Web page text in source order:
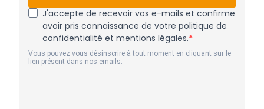
J'accepte de recevoir vos e-mails et confirme
avoir pris connaissance de votre politique de
confidentialité et mentions légales.
Vous pouvez vous désinscrire à tout moment en cliquant sur le
lien présent dans nos emails.